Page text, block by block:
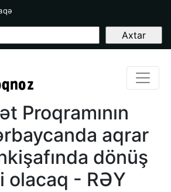
Proqramının
aqrar
dönüş
olacaq - RƏY